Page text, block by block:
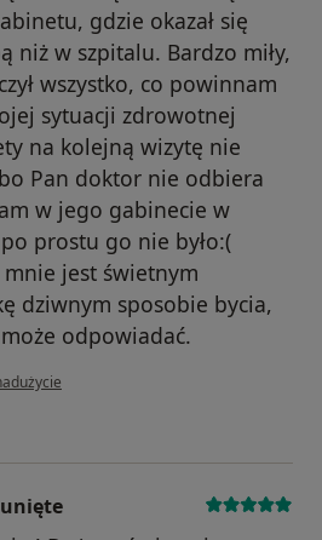
gdzie okazał się
niż w szpitalu. Bardzo miły,
wszystko, co powinnam
sytuacji zdrowotnej
na kolejną wizytę nie
Pan doktor nie odbiera
w jego gabinecie w
prostu go nie było:(
jest świetnym
dziwnym sposobie bycia,
odpowiadać.
użytkownika D.